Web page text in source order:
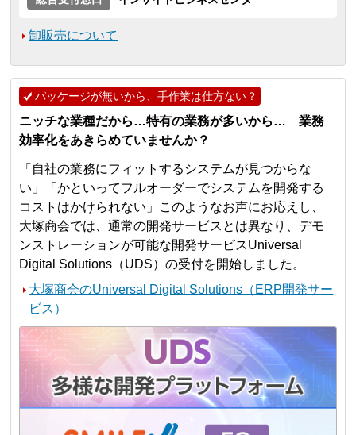
卸販売について
パッケージが無いから、手作業は仕方ない？
ニッチな業種だから…特有の業務が多いから… 業務
効率化をあきらめていませんか？
「自社の業務にフィットするシステムが見つからな
い」「かといってフルオーダーでシステムを開発する
コストはかけられない」このようなお声にお応えし、
大塚商会では、通常の開発サービスとは異なり、デモ
ンストレーションが可能な開発サービスUniversal
Digital Solutions（UDS）の受付を開始しました。
大塚商会のUniversal Digital Solutions（ERP開発サー
ビス）